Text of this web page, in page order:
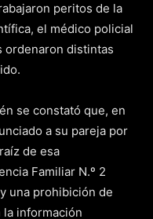
peritos de la
el médico policial
ordenaron distintas
se constató que, en
a su pareja por
de esa
Familiar N.º 2
una prohibición de
información